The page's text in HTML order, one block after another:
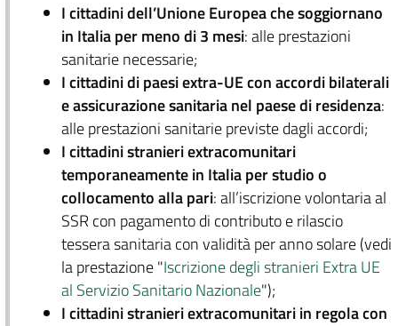
I cittadini dell’Unione Europea che soggiornano
in Italia per meno di 3 mesi: alle prestazioni
sanitarie necessarie;
I cittadini di paesi extra-UE con accordi bilaterali
e assicurazione sanitaria nel paese di residenza:
alle prestazioni sanitarie previste dagli accordi;
I cittadini stranieri extracomunitari
temporaneamente in Italia per studio o
collocamento alla pari: all’iscrizione volontaria al
SSR con pagamento di contributo e rilascio
tessera sanitaria con validità per anno solare (vedi
la prestazione "Iscrizione degli stranieri Extra UE
al Servizio Sanitario Nazionale");
I cittadini stranieri extracomunitari in regola con